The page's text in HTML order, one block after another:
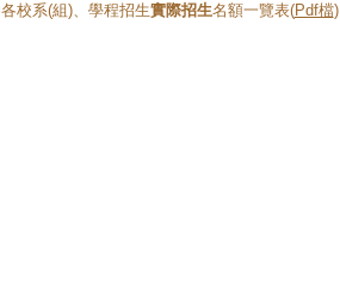
校系(組)、學程招生實際招生名額一覽表(Pdf檔)